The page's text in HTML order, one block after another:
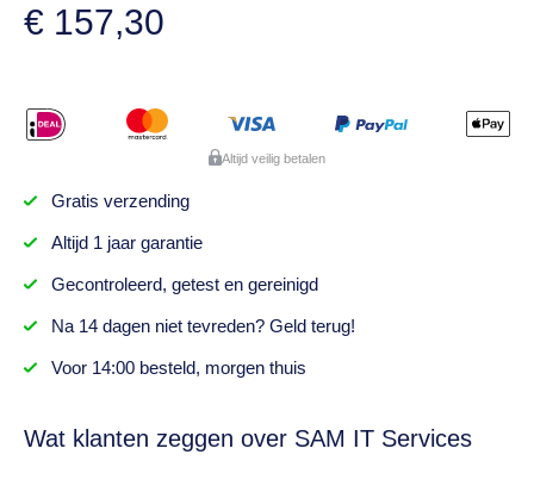
€ 157,30
Altijd veilig betalen
Gratis verzending
Altijd 1 jaargarantie
Gecontroleerd, getesten gereinigd
Na 14 dagenniet tevreden? Geld terug!
Voor 14:00 besteld, morgen thuis
Wat klanten zeggen over SAM IT Services